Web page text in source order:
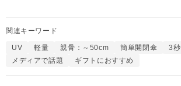
関連キーワード
UV 軽量 親骨：～50cm 簡単開閉傘
3
メディアで話題
ギフトにおすすめ